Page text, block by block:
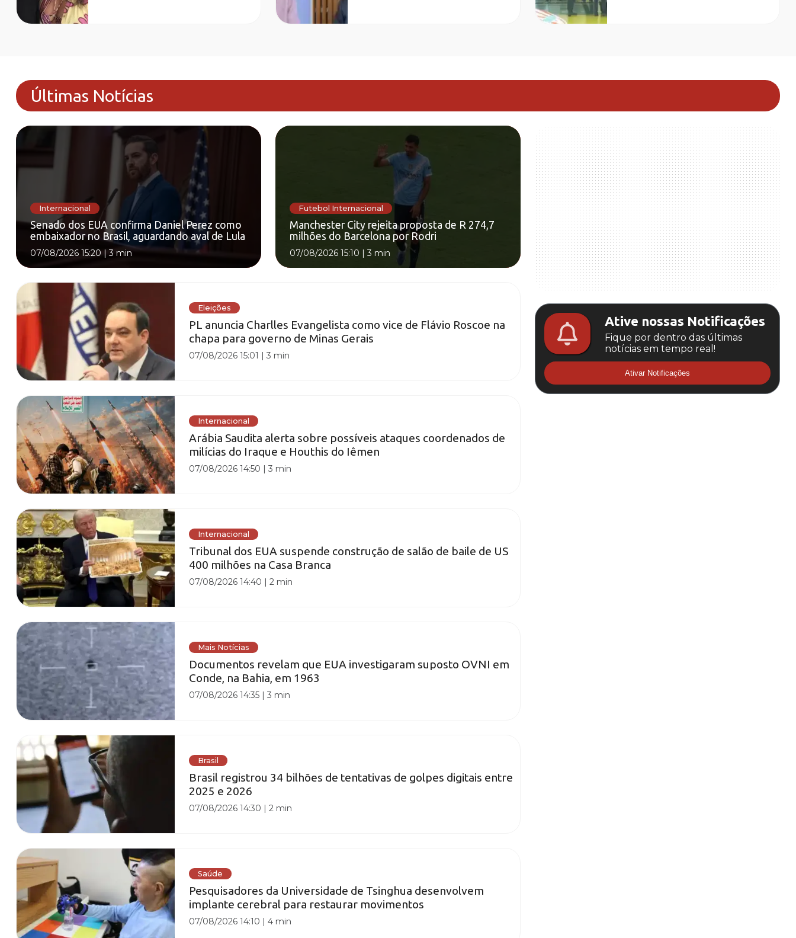
Últimas Notícias
Internacional
Senado dos EUA confirma Daniel Perez como
embaixador no Brasil, aguardando aval de Lula
07/08/2026 15:20 |3 min
Futebol Internacional
Manchester City rejeita proposta de R 274,7
milhões do Barcelona por Rodri
07/08/2026 15:10 |3 min
Eleições
PL anuncia Charlles Evangelista como vice de Flávio Roscoe na
chapa para governo de Minas Gerais
07/08/2026 15:01 |3 min
Internacional
Arábia Saudita alerta sobre possíveis ataques coordenados de
milícias do Iraque e Houthis do Iêmen
07/08/2026 14:50 |3 min
Internacional
Tribunal dos EUA suspende construção de salão de baile de US
400 milhões na Casa Branca
07/08/2026 14:40 |2 min
Mais Notícias
Documentos revelam que EUA investigaram suposto OVNI em
Conde, na Bahia, em 1963
07/08/2026 14:35 |3 min
Brasil
Brasil registrou 34 bilhões de tentativas de golpes digitais entre
2025 e 2026
07/08/2026 14:30 |2 min
Saúde
Pesquisadores da Universidade de Tsinghua desenvolvem
implante cerebral para restaurar movimentos
07/08/2026 14:10 |4 min
Ative nossas Notificações
Fique por dentro das últimas
notícias em tempo real!
Ativar Notificações